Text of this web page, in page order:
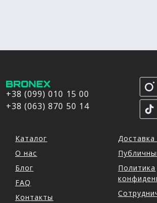
+38 (099) 010 15 00
+38 (063) 870 50 14
Каталог
О нас
Блог
FAQ
Контакты
Политика